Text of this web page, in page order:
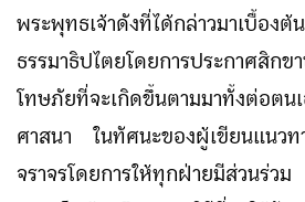
พระพุทธเจ้าดังที่ได้กล่าวมาเบื้
ธรรมาธิปไตยโดยการประกาศสิก
โทษภัยที่จะเกิดขึ้นตามมาทั้งต่อต
ศาสนา ในทัศนะของผู้เขียนแนวท
จราจรโดยการให้ทุกฝ่ายมีส่วนร่ว